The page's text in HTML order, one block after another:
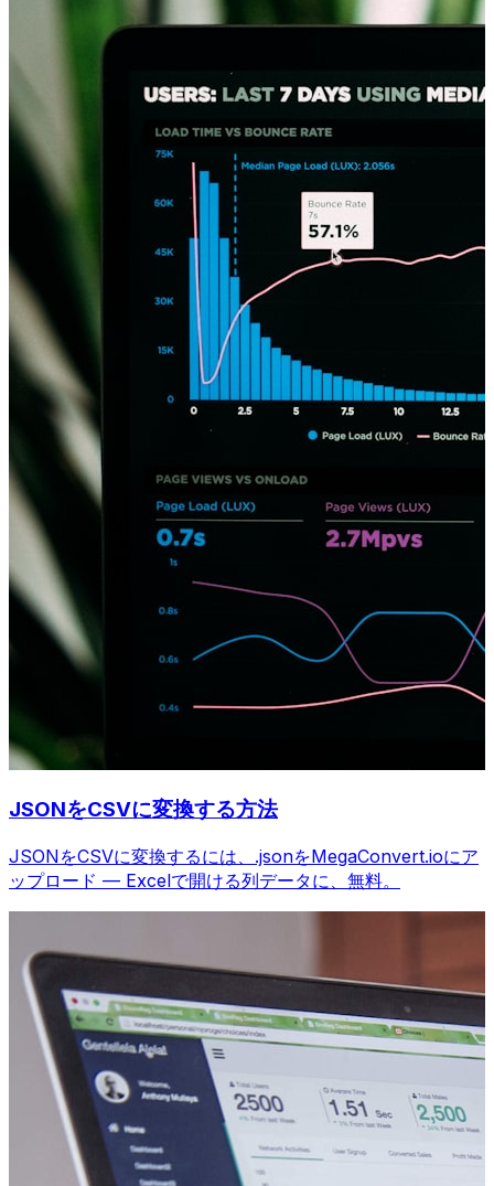
JSONをCSVに変換する方法
JSONをCSVに変換するには、.jsonをMegaConvert.ioにア
ップロード — Excelで開ける列データに、無料。